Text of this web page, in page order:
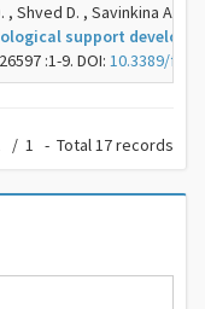
Shved D. , Savinkina A. ,
support
:1-9. DOI: 10.3389/
/ 1 - Total 17 records